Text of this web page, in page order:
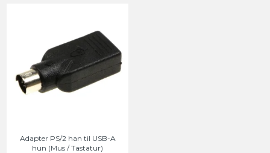
Adapter PS/2 han til USB-A
hun (Mus / Tastatur)